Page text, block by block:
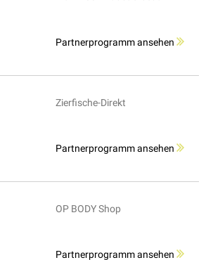
Partnerprogramm ansehen
Zierfische-Direkt
Partnerprogramm ansehen
OP BODY Shop
Partnerprogramm ansehen